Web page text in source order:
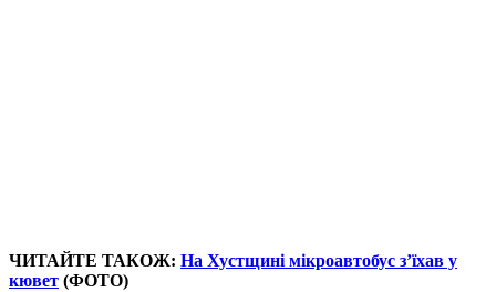
ЧИТАЙТЕ ТАКОЖ: На Хустщині мікроавтобус з’їхав у
кювет (ФОТО)